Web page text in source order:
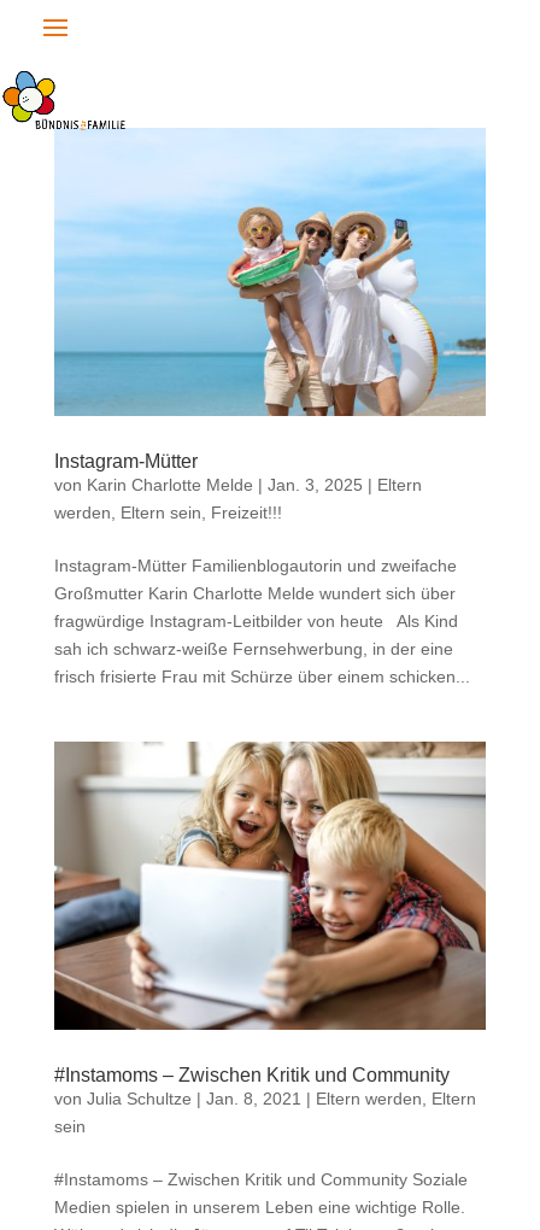
Instagram-Mütter
von Karin Charlotte Melde | Jan. 3, 2025 | Eltern
werden, Eltern sein
Freizeit!!!
Instagram-Mütter Familienblogautorin und zweifache
Großmutter Karin Charlotte Melde wundert sich über
fragwürdige Instagram-Leitbilder von heute Als Kind
sah ich schwarz-weiße Fernsehwerbung, in der eine
frisch frisierte Frau mit Schürze über einem schicken...
#Instamoms – Zwischen Kritik und Community
von Julia Schultze | Jan. 8, 2021 | Eltern werden, Eltern
sein
#Instamoms – Zwischen Kritik und Community Soziale
Medien spielen in unserem Leben eine wichtige Rolle.